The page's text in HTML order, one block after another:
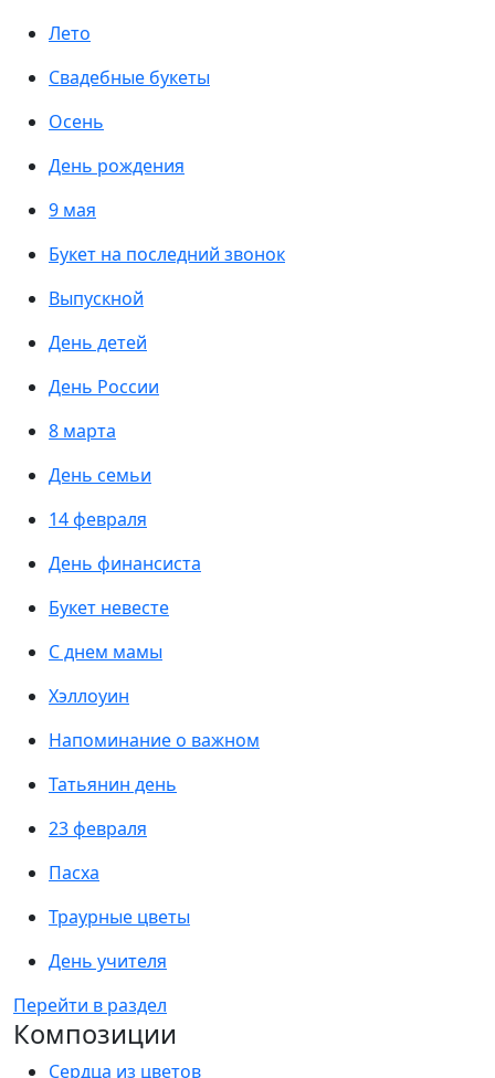
Лето
Свадебные букеты
Осень
День рождения
9 мая
Букет на последний звонок
Выпускной
День детей
День России
8 марта
День семьи
14 февраля
День финансиста
Букет невесте
С днем мамы
Хэллоуин
Напоминание о важном
Татьянин день
23 февраля
Пасха
Траурные цветы
День учителя
Перейти в раздел
Композиции
Сердца из цветов